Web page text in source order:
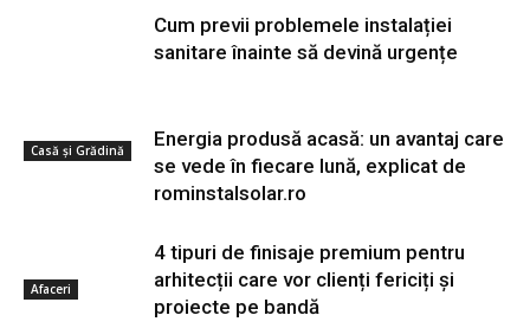
Casă și Grădină
Cum previi problemele instalației
sanitare înainte să devină urgențe
Afaceri
Energia produsă acasă: un avantaj care
se vede în fiecare lună, explicat de
rominstalsolar.ro
4 tipuri de finisaje premium pentru
arhitecții care vor clienți fericiți și
proiecte pe bandă